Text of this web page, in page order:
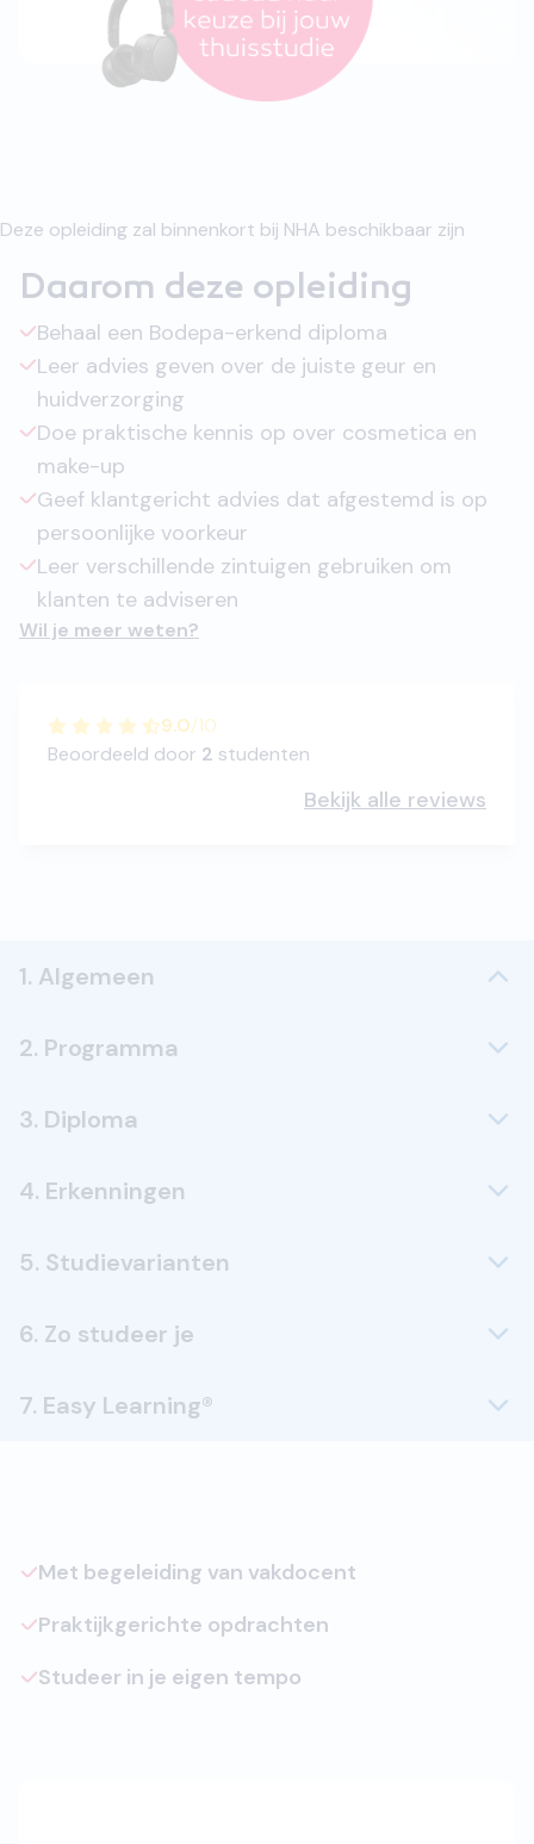
Deze opleiding zal binnenkort bij NHA beschikbaar zijn
Daarom deze opleiding
Behaal een Bodepa-erkend diploma
Leer advies geven over de juiste geur en
huidverzorging
Doe praktische kennis op over cosmetica en
make-up
Geef klantgericht advies dat afgestemd is op
persoonlijke voorkeur
Leer verschillende zintuigen gebruiken om
klanten te adviseren
Wil je meer weten?
9.0/10
Beoordeeld door 2 studenten
Bekijk alle reviews
1. Algemeen
2. Programma
3. Diploma
4. Erkenningen
5. Studievarianten
6. Zo studeer je
7. Easy Learning®
Met begeleiding van vakdocent
Praktijkgerichte opdrachten
Studeer in je eigen tempo